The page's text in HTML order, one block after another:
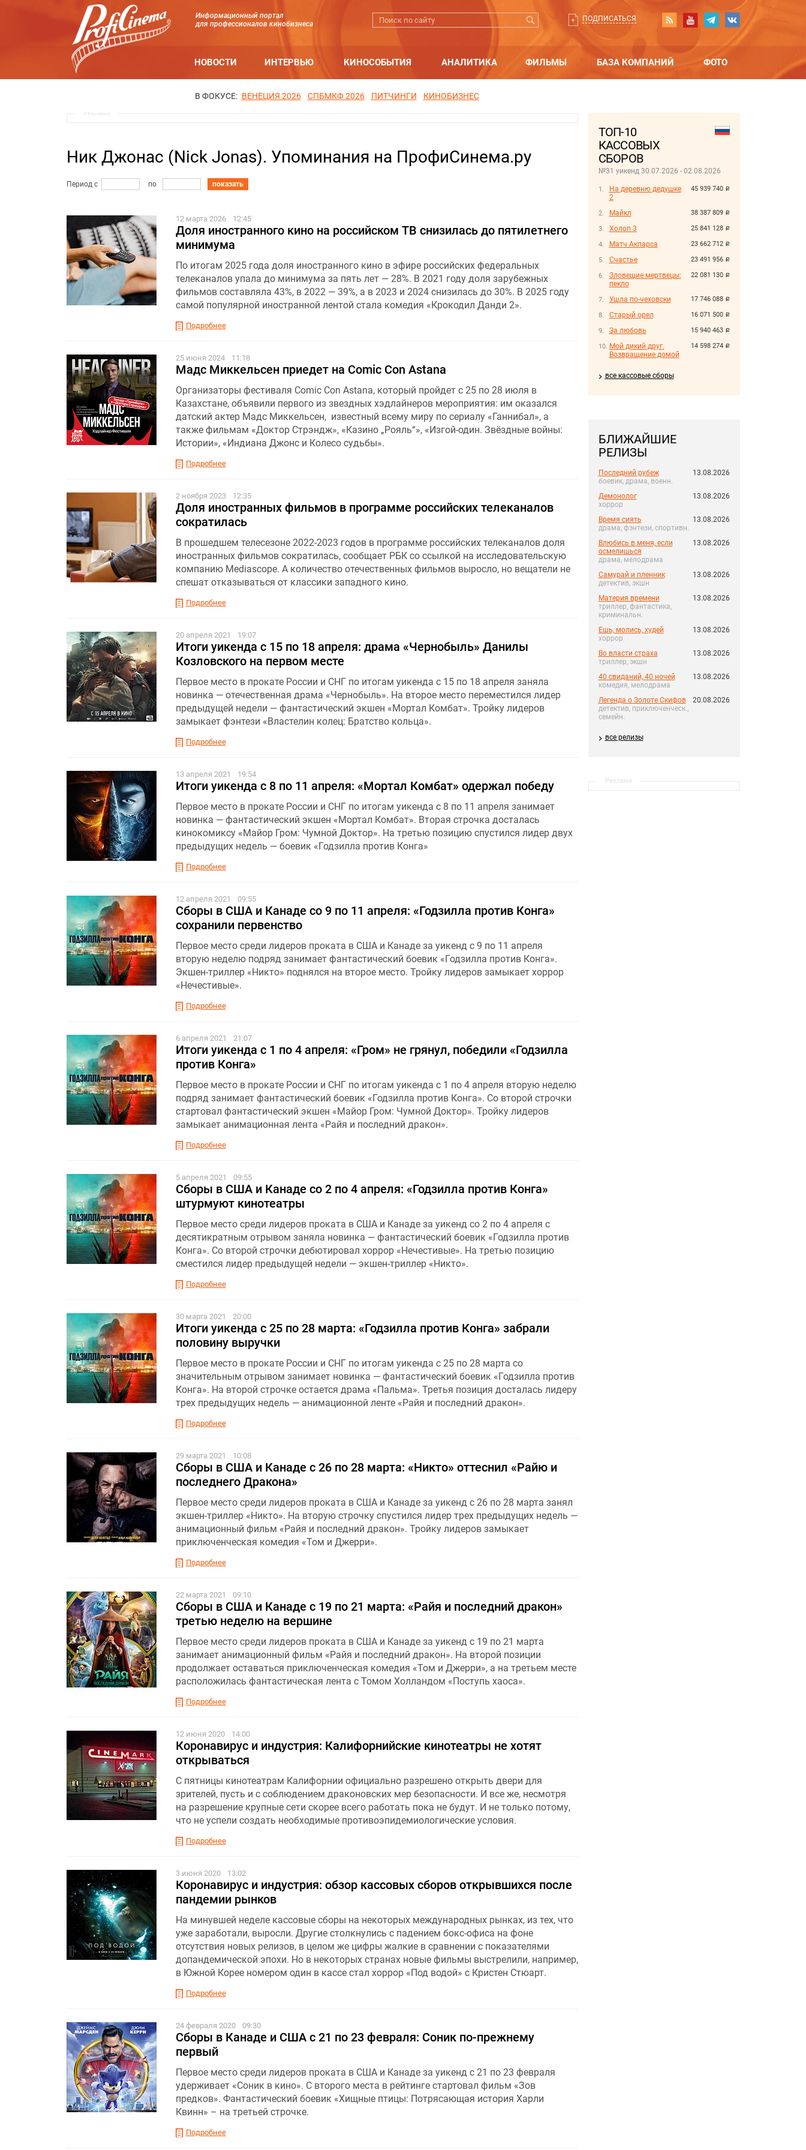
Информационный портал
для профессионалов кинобизнеса
ПОДПИСАТЬСЯ
НОВОСТИ ИНТЕРВЬЮ КИНОСОБЫТИЯ АНАЛИТИКА ФИЛЬМЫ БАЗА КОМПАНИЙ ФОТО
В ФОКУСЕ: ВЕНЕЦИЯ 2026 СПБМКФ 2026 ПИТЧИНГИ КИНОБИЗНЕС
ТОП-10
КАССОВЫХ
СБОРОВ
№31 уикенд 30.07.2026 - 02.08.2026
45 939 740 руб.
На деревню дедушке
2
38 387 809 руб.
Майкл
25 841 128 руб.
Холоп 3
23 662 712 руб.
Матч Акпарса
23 491 956 руб.
Счастье
22 081 130 руб.
Зловещие мертвецы:
пекло
17 746 088 руб.
Ушла по-чеховски
16 071 500 руб.
Старый орел
15 940 463 руб.
За любовь
14 598 274 руб.
Мой дикий друг.
Возвращение домой
все кассовые сборы
БЛИЖАЙШИЕ
РЕЛИЗЫ
Последний рубеж
боевик, драма, военн.
13.08.2026
Демонолог
хоррор
13.08.2026
Время сиять
драма, фэнтези, спортивн.
13.08.2026
Влюбись в меня, если
осмелишься
драма, мелодрама
13.08.2026
Самурай и пленник
детектив, экшн
13.08.2026
Материя времени
триллер, фантастика,
криминальн.
13.08.2026
Ешь, молись, худей
хоррор
13.08.2026
Во власти страха
триллер, экшн
13.08.2026
40 свиданий, 40 ночей
комедия, мелодрама
13.08.2026
Легенда о Золоте Скифов
детектив, приключенческ.,
семейн.
20.08.2026
все релизы
Реклама
Реклама
Ник Джонас (Nick Jonas). Упоминания на ПрофиСинема.ру
Период с по показать
12 марта 2026 12:45
Доля иностранного кино на российском ТВ снизилась до пятилетнего
минимума
По итогам 2025 года доля иностранного кино в эфире российских федеральных
телеканалов упала до минимума за пять лет — 28%. В 2021 году доля зарубежных
фильмов составляла 43%, в 2022 — 39%, а в 2023 и 2024 снизилась до 30%. В 2025 году
самой популярной иностранной лентой стала комедия «Крокодил Данди 2».
Подробнее
25 июня 2024 11:18
Мадс Миккельсен приедет на Comic Con Astana
Организаторы фестиваля Comic Con Astana, который пройдет с 25 по 28 июля в
Казахстане, объявили первого из звездных хэдлайнеров мероприятия: им оказался
датский актер Мадс Миккельсен, известный всему миру по сериалу «Ганнибал», а
также фильмам «Доктор Стрэндж», «Казино „Рояль“», «Изгой-один. Звёздные войны:
Истории», «Индиана Джонс и Колесо судьбы».
Подробнее
2 ноября 2023 12:35
Доля иностранных фильмов в программе российских телеканалов
сократилась
В прошедшем телесезоне 2022-2023 годов в программе российских телеканалов доля
иностранных фильмов сократилась, сообщает РБК со ссылкой на исследовательскую
компанию Mediascope. А количество отечественных фильмов выросло, но вещатели не
спешат отказываться от классики западного кино.
Подробнее
20 апреля 2021 19:07
Итоги уикенда с 15 по 18 апреля: драма «Чернобыль» Данилы
Козловского на первом месте
Первое место в прокате России и СНГ по итогам уикенда с 15 по 18 апреля заняла
новинка — отечественная драма «Чернобыль». На второе место переместился лидер
предыдущей недели — фантастический экшен «Мортал Комбат». Тройку лидеров
замыкает фэнтези «Властелин колец: Братство кольца».
Подробнее
13 апреля 2021 19:54
Итоги уикенда с 8 по 11 апреля: «Мортал Комбат» одержал победу
Первое место в прокате России и СНГ по итогам уикенда с 8 по 11 апреля занимает
новинка — фантастический экшен «Мортал Комбат». Вторая строчка досталась
кинокомиксу «Майор Гром: Чумной Доктор». На третью позицию спустился лидер двух
предыдущих недель — боевик «Годзилла против Конга»
Подробнее
12 апреля 2021 09:55
Сборы в США и Канаде со 9 по 11 апреля: «Годзилла против Конга»
сохранили первенство
Первое место среди лидеров проката в США и Канаде за уикенд с 9 по 11 апреля
вторую неделю подряд занимает фантастический боевик «Годзилла против Конга».
Экшен-триллер «Никто» поднялся на второе место. Тройку лидеров замыкает хоррор
«Нечестивые».
Подробнее
6 апреля 2021 21:07
Итоги уикенда с 1 по 4 апреля: «Гром» не грянул, победили «Годзилла
против Конга»
Первое место в прокате России и СНГ по итогам уикенда с 1 по 4 апреля вторую неделю
подряд занимает фантастический боевик «Годзилла против Конга». Со второй строчки
стартовал фантастический экшен «Майор Гром: Чумной Доктор». Тройку лидеров
замыкает анимационная лента «Райя и последний дракон».
Подробнее
5 апреля 2021 09:55
Сборы в США и Канаде со 2 по 4 апреля: «Годзилла против Конга»
штурмуют кинотеатры
Первое место среди лидеров проката в США и Канаде за уикенд со 2 по 4 апреля с
десятикратным отрывом заняла новинка — фантастический боевик «Годзилла против
Конга». Со второй строчки дебютировал хоррор «Нечестивые». На третью позицию
сместился лидер предыдущей недели — экшен-триллер «Никто».
Подробнее
30 марта 2021 20:00
Итоги уикенда с 25 по 28 марта: «Годзилла против Конга» забрали
половину выручки
Первое место в прокате России и СНГ по итогам уикенда с 25 по 28 марта со
значительным отрывом занимает новинка — фантастический боевик «Годзилла против
Конга». На второй строчке остается драма «Пальма». Третья позиция досталась лидеру
трех предыдущих недель — анимационной ленте «Райя и последний дракон».
Подробнее
29 марта 2021 10:08
Сборы в США и Канаде с 26 по 28 марта: «Никто» оттеснил «Райю и
последнего Дракона»
Первое место среди лидеров проката в США и Канаде за уикенд с 26 по 28 марта занял
экшен-триллер «Никто». На вторую строчку спустился лидер трех предыдущих недель —
анимационный фильм «Райя и последний дракон». Тройку лидеров замыкает
приключенческая комедия «Том и Джерри».
Подробнее
22 марта 2021 09:10
Сборы в США и Канаде с 19 по 21 марта: «Райя и последний дракон»
третью неделю на вершине
Первое место среди лидеров проката в США и Канаде за уикенд с 19 по 21 марта
занимает анимационный фильм «Райя и последний дракон». На второй позиции
продолжает оставаться приключенческая комедия «Том и Джерри», а на третьем месте
расположилась фантастическая лента с Томом Холландом «Поступь хаоса».
Подробнее
12 июня 2020 14:00
Коронавирус и индустрия: Калифорнийские кинотеатры не хотят
открываться
С пятницы кинотеатрам Калифорнии официально разрешено открыть двери для
зрителей, пусть и с соблюдением драконовских мер безопасности. И все же, несмотря
на разрешение крупные сети скорее всего работать пока не будут. И не только потому,
что не успели создать необходимые противоэпидемиологические условия.
Подробнее
3 июня 2020 13:02
Коронавирус и индустрия: обзор кассовых сборов открывшихся после
пандемии рынков
На минувшей неделе кассовые сборы на некоторых международных рынках, из тех, что
уже заработали, выросли. Другие столкнулись с падением бокс-офиса на фоне
отсутствия новых релизов, в целом же цифры жалкие в сравнении с показателями
допандемической эпохи. Но в некоторых странах новые фильмы выстрелили, например,
в Южной Корее номером один в кассе стал хоррор «Под водой» с Кристен Стюарт.
Подробнее
24 февраля 2020 09:30
Сборы в Канаде и США с 21 по 23 февраля: Соник по-прежнему
первый
Первое место среди лидеров проката в США и Канаде за уикенд с 21 по 23 февраля
удерживает «Соник в кино». С второго места в рейтинге стартовал фильм «Зов
предков». Фантастический боевик «Хищные птицы: Потрясающая история Харли
Квинн» – на третьей строчке.
Подробнее